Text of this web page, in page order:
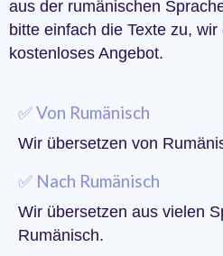
aus der rumänischen
bitte einfach die Texte zu,
kostenloses Angebot.
✅ Von Rumänisch
Wir übersetzen von
✅ Nach Rumänisch
Wir übersetzen aus vielen
Rumänisch.